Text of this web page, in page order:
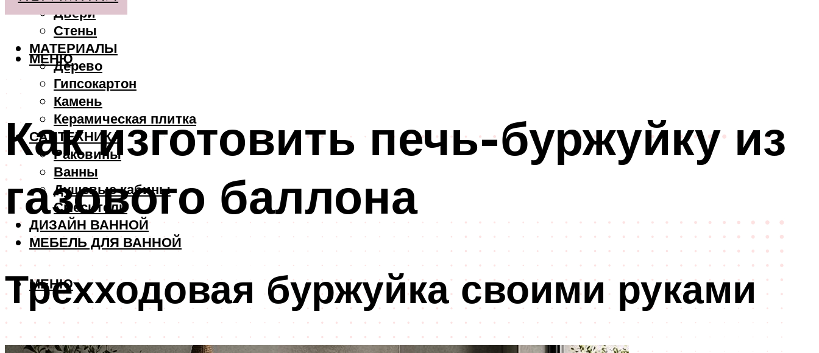
Двери
Стены
МАТЕРИАЛЫ
Дерево
Гипсокартон
Камень
Керамическая плитка
САНТЕХНИКА
Раковины
Ванны
Душевые кабины
Смесители
ДИЗАЙН ВАННОЙ
МЕБЕЛЬ ДЛЯ ВАННОЙ
МЕНЮ
МЕНЮ
Как изготовить печь-буржуйку из
газового баллона
Трехходовая буржуйка своими руками